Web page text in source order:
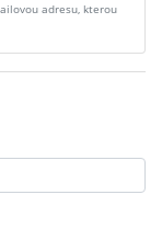
adresu, kterou